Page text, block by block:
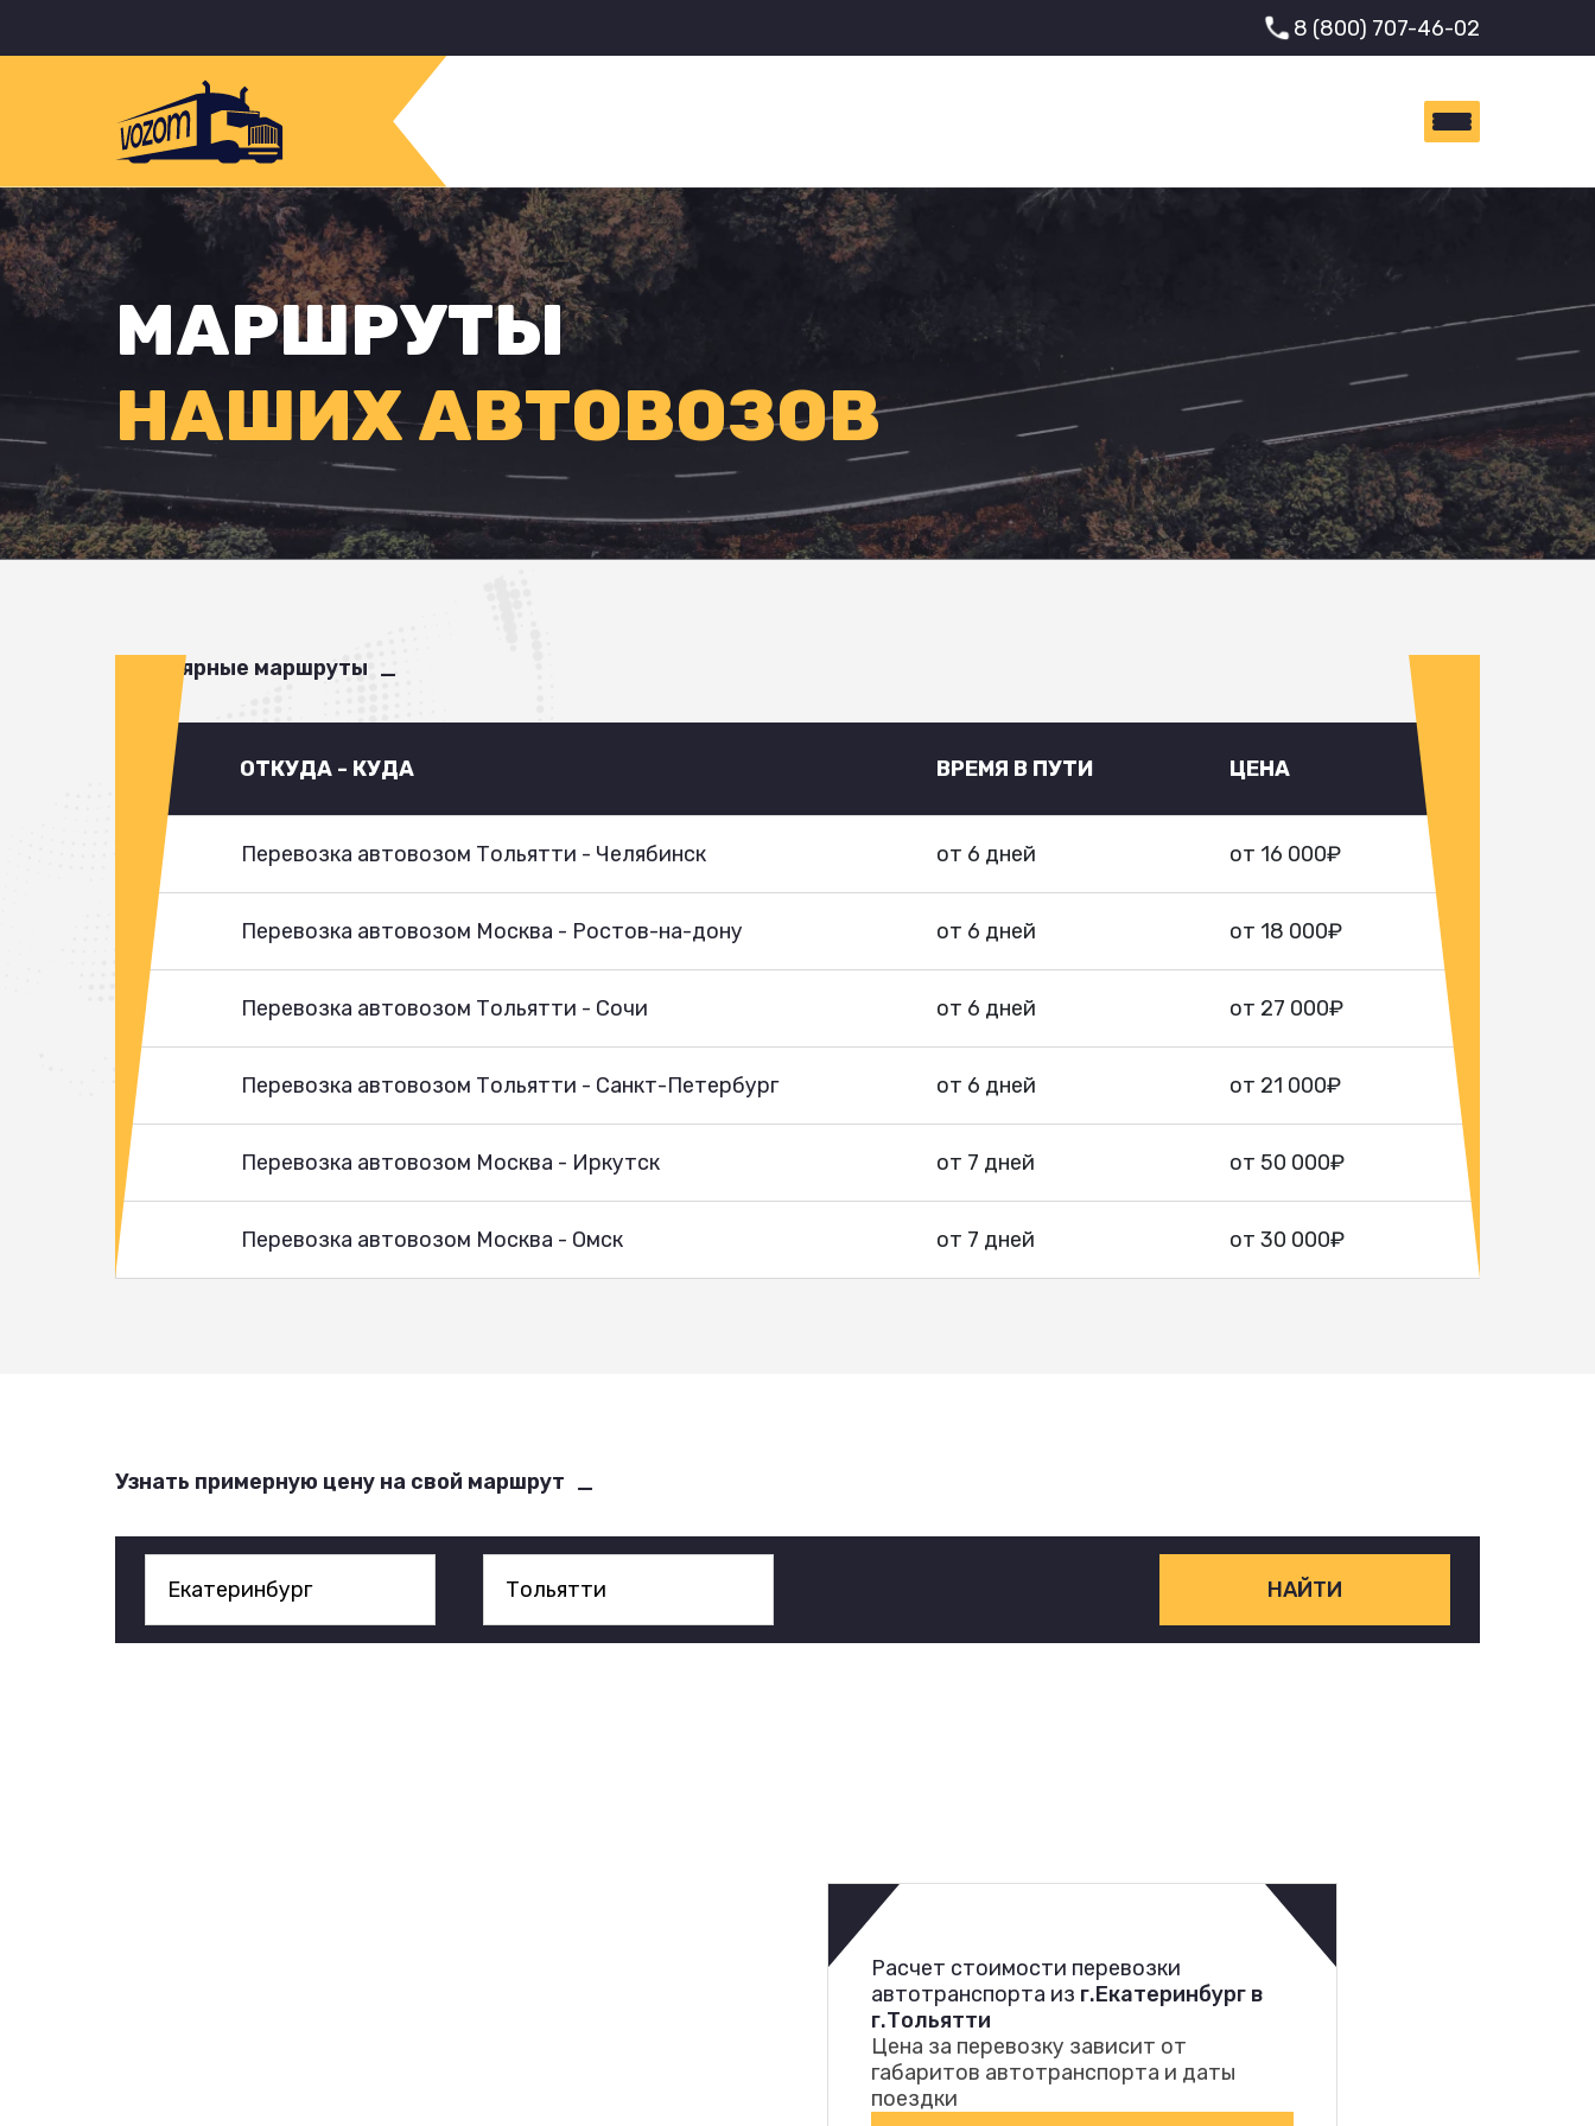
8 (800) 707-46-02
МАРШРУТЫ
НАШИХ АВТОВОЗОВ
Популярные маршруты
ОТКУДА - КУДА ВРЕМЯ В ПУТИ ЦЕНА
Перевозка автовозом Тольятти - Челябинск от 6 дней от 16 000₽
Перевозка автовозом Москва - Ростов-на-дону от 6 дней от 18 000₽
Перевозка автовозом Тольятти - Сочи от 6 дней от 27 000₽
Перевозка автовозом Тольятти - Санкт-Петербург от 6 дней от 21 000₽
Перевозка автовозом Москва - Иркутск от 7 дней от 50 000₽
Перевозка автовозом Москва - Омск от 7 дней от 30 000₽
Узнать примерную цену на свой маршрут
НАЙТИ
Расчет стоимости перевозки
автотранспорта из г.Екатеринбург в
г.Тольятти
Цена за перевозку зависит от
габаритов автотранспорта и даты
поездки